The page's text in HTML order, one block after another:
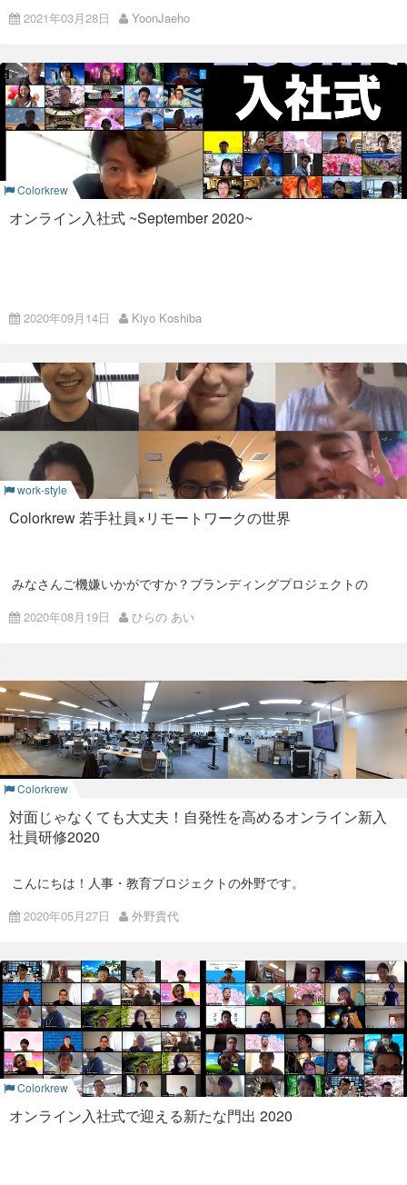
ンバーにも質問をしてもらい、お互いの理解を深めました。 質
問に対する回答者は、その場で選んでムチャブリしてしまった
のですが、みんな面白可笑しくときに真面目に回答してくれた
ので、楽しく盛り上がることができました。 柔軟に対応できる
カラクラーたちに感激です！
今までユーザがいるような開発を行ったことがなかったことも
あって、「こういう表示の方がユーザが使いやすい」や「こう
ました。
また私が驚いたのは、河野さんのコードレビューです。 コード
レビューは他人のコードを読む必要があるということもあり、
非常に大変で時間がかかります。 しかし、河野さんはコードの
変更点から私の意図を読み取り、さらに読みやすいコード、わ
かりやすいコードにするためにアドバイスをしていただきまし
た。 そのアドバイスの数も多く、エンジニアとしての成長につ
ながりました。
PMとしての成長
今回のインターンでは、ただエンジニアとして開発をするだけ
んからも様々なアドバイスをいただきました。 特に開発したも
のを説明する際は、どのようなものを作ったのかやどう使えば
いいのかということだけでなく、なぜ作ったのか、目標は何か
などゴールやモチベーションを話すことが重要だというアドバ
イスをいただきました。 これは実際に働いて、顧客に説明する
場面になった時にいきてくる経験だと思います。 今までこのよ
うな経験をする機会はありませんでしたが、今回のインターン
で経験することができ成長につながりました。
の人事がどんな風に機能しているかがわかります。
ということで、いずれにせよ、トップの発言はよく調べてみて
ください。
口コミをネットで調べよう
これは、言われるまでもなく皆さんやっていると思いますが、
その会社に所属している人の口コミを見ることのできるサービ
スがいくつもありますので、自分の興味のある会社を調べてみ
僕の経験から言うと、8〜9割方のコメントは、中にいる社員か
まり存在しません。
ば、悪いコメントも多少あるのが通常ですので、何かしらの力
が働いている可能性を感じます。
話を戻します。
悪意のある、自分にとって気になるコメントがあった場合はど
うすればいいか。 その 会社の人に会ったときに、率直に聞いて
ことをお勧めします。
ちゃんと社員と向き合おうとしている会社の場合は、よくない
コメントに対しても、どうしてそういうコメントになったのか
また、中小企業の場合は直近の事業内容や、人事制度の変更に
していました。
写真右のほうにいるHIDEKI氏が真っ白なスーツを着てきて、新
卒よりも目立つという事態が起こった日でもあります。
ブログ内にあるように、Welcome動画の作成にも力を入れてい
ました。
みんな弾けてますね～！
2018年：今年の新卒はヤバ
引き続きスーツで入社式ですね。写真右側には相変わらず白ス
ーツで目立つHIDEKI氏がいますね。
この年からは入社式にで新入社員のみなさんから自己紹介プレ
ゼンをしてもらうようになりました。
2019年：2019年度カラフル
ハッピー入社式
前
れど、自分は全くなにもできない状態に気づきます。
それは、正常です。
インターンで長期間すでにその会社で働いていたということで
もない限り、いきなりバリバリ仕事をすることはできません。
なにも出来ないのは当たり前ですし、周りもそう思ってますの
で、気にする必要はありません。
スポーツ漫画の名作「スラムダンク」で、素人の主人公に対し
て、チームのエースがこう言い放つシーンがあります。
「おめーのヘマはもともと計算に入れてる！」
やれることを見つけよう
仕事はチームでするものです。 チーム全員が同じことをやるの
ではなく、それぞれが役割を持ちます。
でもそれは、きっと想像していたよりもはるかに単純で、簡単
な仕事でしょう。 自分に自信のある人は「こんな仕事をするた
めに、社会人になったわけではない」と思ったりもするかもし
れません。
そんな時はこう考えてください。
「その単純な仕事をいかにうまくやれるか工夫してみよう
先輩がやっていたその仕事をあなたの力で、もっと効率よくで
ださい。 それを仕事では、「 改善」と呼びます。
何かの仕事を任せて、その仕事をただ引き継ぐだけではなく、
どんな仕事も馬鹿にせず、しっかりやり切ることで、徐々にレ
カ者、よそ者」
行き詰まった組織を変えるために必要な人材を表すのに、若
者、バカ者、よそ者という考え方があります。
社会人ほやほやのみなさんは、この三要素をたくさん持ってい
る人たちです。 多くの人は、若者でしょうし、その会社にとっ
てみなさんはよそ者です。そして、その会社や社会のことをほ
とんど知らないという点では、いい意味でバカ者でもありま
す。
実はこういった、会社に馴染んでしまった人たちには気づかな
寒い冬が過ぎて、華やかな桜が咲くような暖かさを感じること
所で心配半分、期待半分の心で新しい生活が始まります。
私も2年前、日本という新しいと生活にときめいて眠れなかっ
た記憶があります。
韓国で大学を卒業しより広い場所で自分の可能性を試したいと
思い、日本での就職活動を始めました。
多くの企業に応募し、面接を受けるなか、Colorkew(カラクル)
という会社に魅力を感じてここに入社しました。
1. 自由
Colokrerの魅力その1は、自由とオープンです。
即興で自由に動く日程が好みです。
私が日本に来た時の一番の心配は日本企業の固い社風でした。
私の中での日本は上下関係が厳しく、決められたスケジュール
どおりに忙しく動かないといけない印象でした。
日本に行って、「あのような環境に上手く溶け込むことができ
るか」、「あそこで幸福になれるのか」などの心配が多く、可
能なら 自由な雰囲気をもっている会社で働きたい と思いまし
た。
ミッション・ビジョン・スピリッツ といったカルチャーや制度
て、明らかにほかの企業との違いを感じ、Colorkrewは色々な
面接だけでなく、仕事でも、自分の意見を尊重して新入社員研
修のカリキュラムを調整してもらえたり、必要に応じて自由に
工数の使い方を決められる柔軟な働き方ができる会社でした。
もちろん、自由に任せるということは同時に責任と義務が生じ
ますし、指示に従って動きたい人には少し合わないかもしれま
せん。
しかし自分にとって、Colorkrewのこの自由なあり方は「この
会社で仕事をしてみたい」と思わせる魅力がありました。
2021年03月28日 YoonJaeho
Colorkrew
オンライン入社式 ~September 2020~
オンラインで入社式
この季節、内定式の準備をされている会社さんも多いかと思い
ますが、Colorkrewは先日再び入社式を行いました！ COVID-
19の影響により現在も在宅勤務推奨な私たちなので、もちろん
今回もオンラインです。
更に、今回は全編英語で行いました。
事前のアナウンス
まずは事前のアナウンス。 4月の入社式同様、社内SNSの
Goalousでみんなに呼びかけました。
た。一人は新卒の河野くん、もう一人は第二新卒のJoniです。
河野くんは昨年大学を休学している間にColorkrewでインター
ンをしていました。彼が書いたインターンに関する記事もある
のでぜひ読んでみてください！ Joniは日本の製造業の会社でソ
フトウェア開発をしていましたが、新たなチャレンジのために
Colorkrewに転職することを決めました。
Welcome to Colorkrew!
さあいよいよ入社式。 80名ほどのメンバーが集まってくれま
した。
2020年09月14日 Kiyo Koshiba
work-style
Colorkrew 若手社員×リモートワークの世界
みなさんご機嫌いかがですか？ブランディングプロジェクトの
あいです。 新型コロナウイルスの影響で、2020年8月も
Colorkrew（カラクル）はリモートワークを継続しています。
ンライン座談会を開催しました！
特に20卒メンバーは入社からリモートワークになるという非常
にレアな経験をしているので、彼らがどう働いているのか、最
近の若者のリモートワーク事情に迫りたいと思います。
参加メンバー
ってもらいました。
19卒メンバー
田嶋くん
インを担当。 社内イベントでは
青
木く
ん
く
らま
ね営
業担
当。
自
転車
2020年08月19日 ひらの あい
Colorkrew
対面じゃなくても大丈夫！自発性を高めるオンライン新入
社員研修2020
こんにちは！人事・教育プロジェクトの外野です。
だ完全復活までの道のりは長そうです。
そんなわけで、4月にオンライン入社式で新たな門出を迎えた
新入社員に向けた研修もオンラインで実施することになりまし
た。
対面での研修をずっと大切にしてきた私にとって、今年度のオ
ンライン研修はまさに不安絶大。
まずは相手を知ろう。今年の新入社員はどんなタイプなのだろ
毎年新入社員の特徴や育成のヒントをまとめている産労総合研
2020年05月27日 外野貴代
Colorkrew
オンライン入社式で迎える新たな門出 2020